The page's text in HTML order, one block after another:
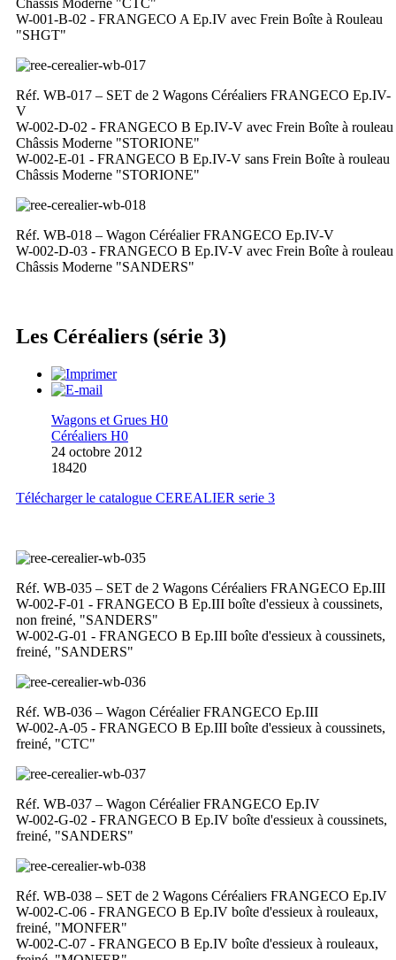
Châssis Moderne "CTC"
W-001-B-02 - FRANGECO A Ep.IV avec Frein Boîte à Rouleau
"SHGT"
Réf. WB-017 – SET de 2 Wagons Céréaliers FRANGECO Ep.IV-
V
W-002-D-02 - FRANGECO B Ep.IV-V avec Frein Boîte à rouleau
Châssis Moderne "STORIONE"
W-002-E-01 - FRANGECO B Ep.IV-V sans Frein Boîte à rouleau
Châssis Moderne "STORIONE"
Réf. WB-018 – Wagon Céréalier FRANGECO Ep.IV-V
W-002-D-03 - FRANGECO B Ep.IV-V avec Frein Boîte à rouleau
Châssis Moderne "SANDERS"
Les Céréaliers (série 3)
Wagons et Grues H0
Céréaliers H0
24 octobre 2012
18420
Télécharger le catalogue CEREALIER serie 3
Réf. WB-035 – SET de 2 Wagons Céréaliers FRANGECO Ep.III
W-002-F-01 - FRANGECO B Ep.III boîte d'essieux à coussinets,
non freiné, "SANDERS"
W-002-G-01 - FRANGECO B Ep.III boîte d'essieux à coussinets,
freiné, "SANDERS"
Réf. WB-036 – Wagon Céréalier FRANGECO Ep.III
W-002-A-05 - FRANGECO B Ep.III boîte d'essieux à coussinets,
freiné, "CTC"
Réf. WB-037 – Wagon Céréalier FRANGECO Ep.IV
W-002-G-02 - FRANGECO B Ep.IV boîte d'essieux à coussinets,
freiné, "SANDERS"
Réf. WB-038 – SET de 2 Wagons Céréaliers FRANGECO Ep.IV
W-002-C-06 - FRANGECO B Ep.IV boîte d'essieux à rouleaux,
freiné, "MONFER"
W-002-C-07 - FRANGECO B Ep.IV boîte d'essieux à rouleaux,